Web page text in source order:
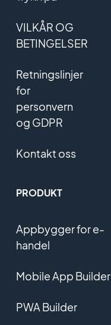
VILKÅR OG
BETINGELSER
Retningslinjer
for
personvern
og GDPR
Kontakt oss
PRODUKT
Appbygger for e-
handel
Mobile App Builder
PWA Builder